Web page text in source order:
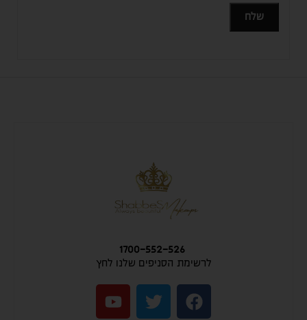
1700-552-526
לרשימת הסניפים שלנו לחץ